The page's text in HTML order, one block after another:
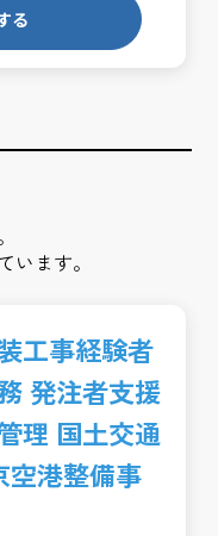
ます。
工事経験者
発注者支援
理 国土交通
空港整備事